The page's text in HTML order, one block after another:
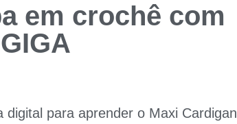
em crochê com
para aprender o Maxi Cardigan